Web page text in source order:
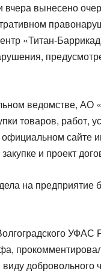
вынесено
«Титан-
ведомстве,
товаров, работ,
сайте
и проект
на
добровольного